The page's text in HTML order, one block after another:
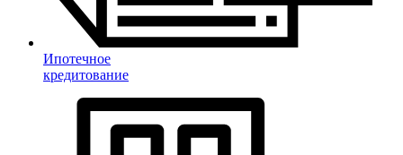
Ипотечное
кредитование